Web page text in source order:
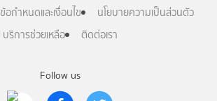
Follow us
ข้อกำหนดและเงื่อนไข
นโยบายความเป็นส่วนตัว
บริการช่วยเหลือ
ติดต่อเรา